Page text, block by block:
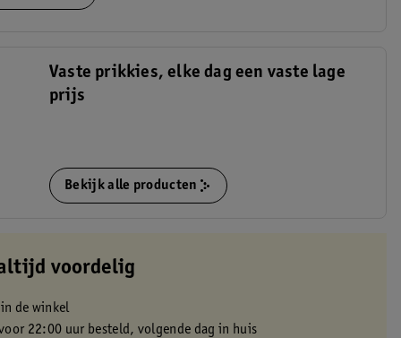
Vaste prikkies, elke dag een vaste lage
prijs
Bekijk alle producten
voordelig
de winkel
22:00 uur besteld, volgende dag in huis